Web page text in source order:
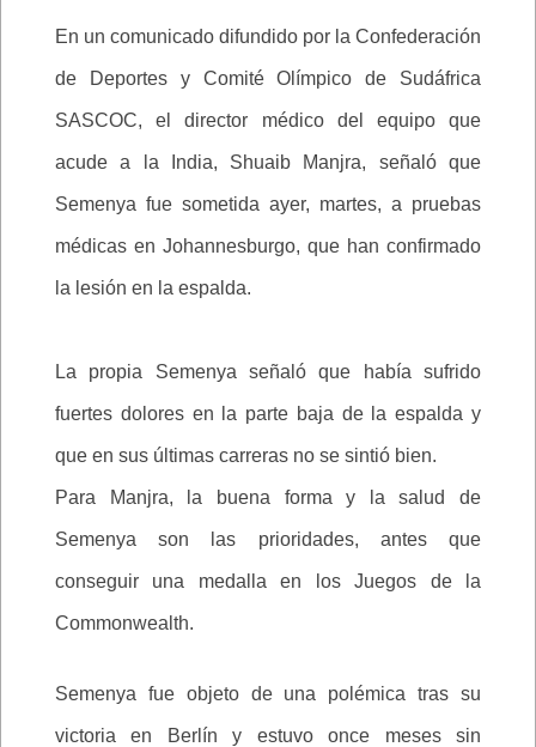
En un comunicado difundido por la Confederación
de Deportes y Comité Olímpico de Sudáfrica
SASCOC, el director médico del equipo que
acude a la India, Shuaib Manjra, señaló que
Semenya fue sometida ayer, martes, a pruebas
médicas en Johannesburgo, que han confirmado
la lesión en la espalda.
La propia Semenya señaló que había sufrido
fuertes dolores en la parte baja de la espalda y
que en sus últimas carreras no se sintió bien.
Para Manjra, la buena forma y la salud de
Semenya son las prioridades, antes que
conseguir una medalla en los Juegos de la
Commonwealth.
Semenya fue objeto de una polémica tras su
victoria en Berlín y estuvo once meses sin